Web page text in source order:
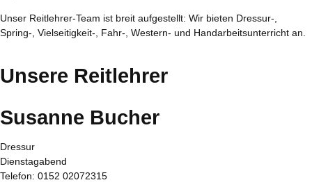
Unser Reitlehrer-Team ist breit aufgestellt: Wir bieten Dressur-,
Spring-, Vielseitigkeit-, Fahr-, Western- und Handarbeitsunterricht an.
Unsere Reitlehrer
Susanne Bucher
Dressur
Dienstagabend
Telefon: 0152 02072315